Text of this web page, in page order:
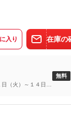
入り 在庫の
（火）～１４日
無料